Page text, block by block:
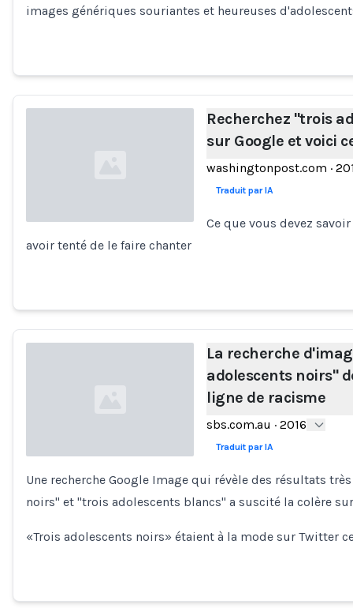
images génériques souriantes et heureuses
Recherchez "trois
sur Google et voici
washingtonpost.com ·
Traduit par IA
Ce que vous devez
avoir tenté de le faire chanter
La recherche
adolescents noirs"
ligne de racisme
sbs.com.au · 2016
Traduit par IA
Une recherche Google Image qui révèle des résultats
noirs" et "trois adolescents blancs" a suscité la colère
«Trois adolescents noirs» étaient à la mode sur Twitter